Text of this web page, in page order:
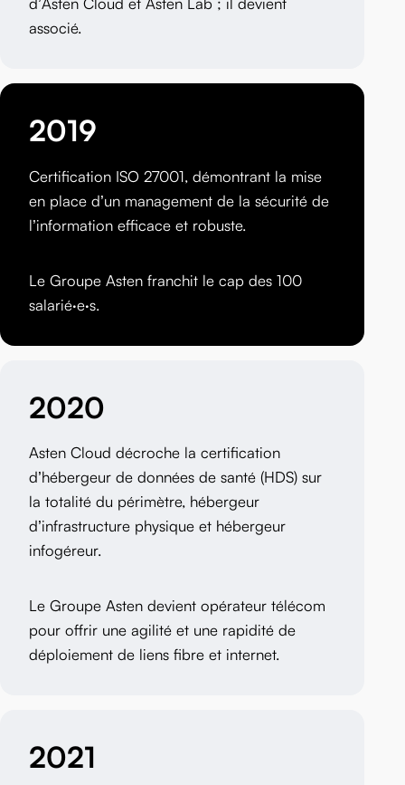
associé.
2019
Certification ISO 27001, démontrant la mise
en place d’un management de la sécurité de
l’information efficace et robuste.
Le Groupe Asten franchit le cap des 100
salarié·e·s.
2020
Asten Cloud décroche la certification
d’hébergeur de données de santé (HDS) sur
la totalité du périmètre, hébergeur
d’infrastructure physique et hébergeur
infogéreur.
Le Groupe Asten devient opérateur télécom
pour offrir une agilité et une rapidité de
déploiement de liens fibre et internet.
2021